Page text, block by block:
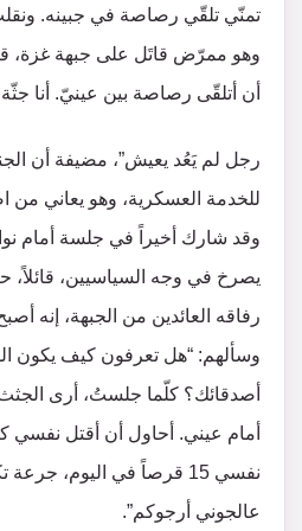
تمنّي تلقّي رصاصة في جبينه.
وهو ممرّض قاتَل على جبهة غزة،
أن أتلقّى رصاصة بين عينيّ. أنا
رجل لم يَعُد يعيش”، مضيفة أن
للخدمة العسكرية، وهو يعاني من
وقد شارك أخيراً في جلسة أمام
يصرخ في وجه السياسيين، قائلاً،
رفاقه العائدين من الجبهة، إنه
وسألهم: “هل تعرفون كيف يكون
أصدقائك؟ كلّما جلستُ، أرى
أمام عيني. أحاول أن أقتل
نفسي 15 قرصاً في اليوم،
عالجوني أرجوكم”.